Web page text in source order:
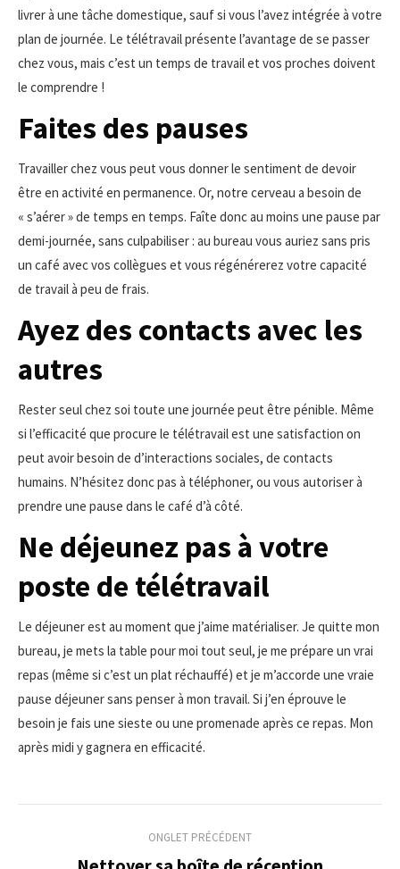
livrer à une tâche domestique, sauf si vous l’avez intégrée à votre
plan de journée. Le télétravail présente l’avantage de se passer
chez vous, mais c’est un temps de travail et vos proches doivent
le comprendre !
Faites des pauses
Travailler chez vous peut vous donner le sentiment de devoir
être en activité en permanence. Or, notre cerveau a besoin de
« s’aérer » de temps en temps. Faîte donc au moins une pause par
demi-journée, sans culpabiliser : au bureau vous auriez sans pris
un café avec vos collègues et vous régénérerez votre capacité
de travail à peu de frais.
Ayez des contacts avec les
autres
Rester seul chez soi toute une journée peut être pénible. Même
si l’efficacité que procure le télétravail est une satisfaction on
peut avoir besoin de d’interactions sociales, de contacts
humains. N’hésitez donc pas à téléphoner, ou vous autoriser à
prendre une pause dans le café d’à côté.
Ne déjeunez pas à votre
poste de télétravail
Le déjeuner est au moment que j’aime matérialiser. Je quitte mon
bureau, je mets la table pour moi tout seul, je me prépare un vrai
repas (même si c’est un plat réchauffé) et je m’accorde une vraie
pause déjeuner sans penser à mon travail. Si j’en éprouve le
besoin je fais une sieste ou une promenade après ce repas. Mon
après midi y gagnera en efficacité.
ONGLET PRÉCÉDENT
Onglet